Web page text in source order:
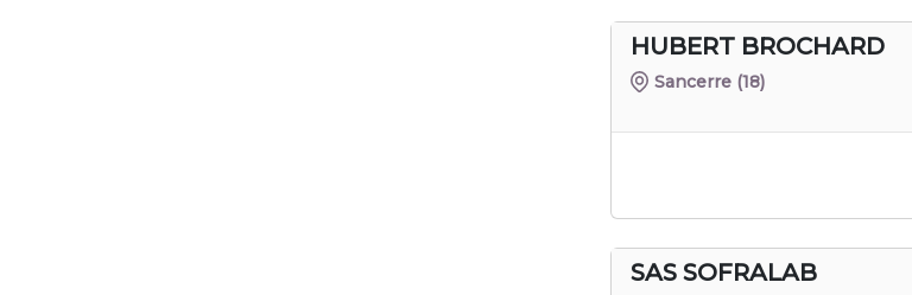
HUBERT BROCHARD
Sancerre (18)
SAS SOFRALAB